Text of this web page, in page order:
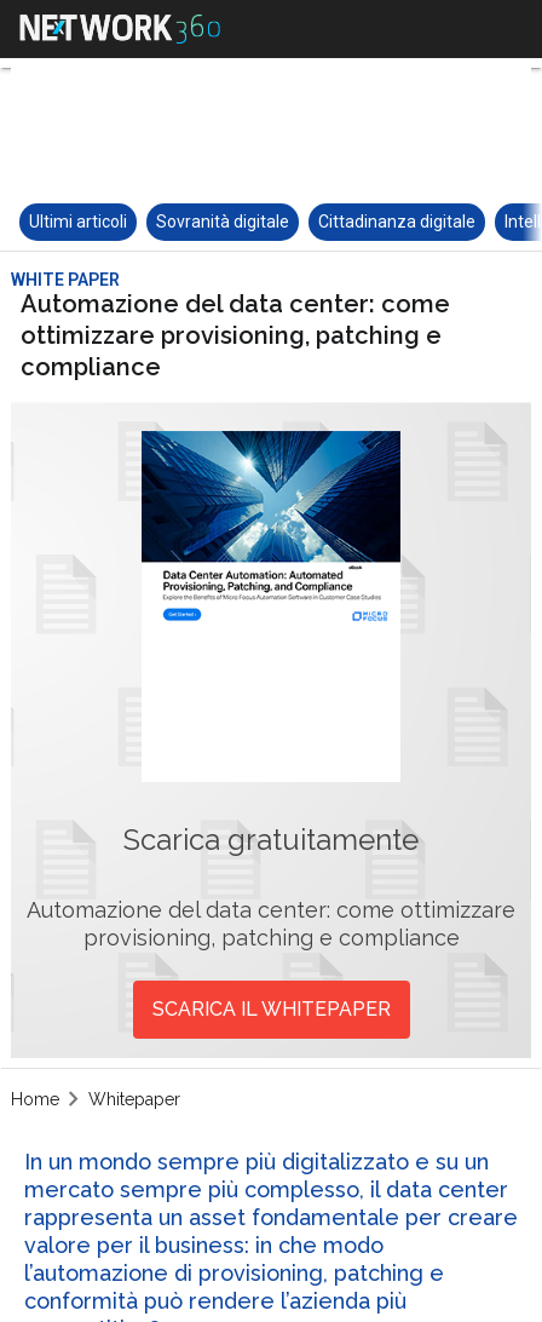
Ultimi articoli Sovranità digitale Cittadinanza digitale
WHITE PAPER
Automazione del data center: come
ottimizzare provisioning, patching e
compliance
Scarica gratuitamente
Automazione del data center: come ottimizzare
provisioning, patching e compliance
SCARICA IL WHITEPAPER
Home Whitepaper
In un mondo sempre più digitalizzato e su un
mercato sempre più complesso, il data center
rappresenta un asset fondamentale per creare
valore per il business: in che modo
l’automazione di provisioning, patching e
conformità può rendere l’azienda più